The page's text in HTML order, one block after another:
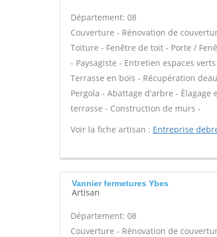
Département: 08
Couverture - Rénovation de
Toiture - Fenêtre de toit - Porte /
- Paysagiste - Entretien espaces
Terrasse en bois - Récupération
Pergola - Abattage d'arbre -
terrasse - Construction de murs -
Voir la fiche artisan : Entreprise
Vannier fermetures Ybes
Artisan
Département: 08
Couverture - Rénovation de